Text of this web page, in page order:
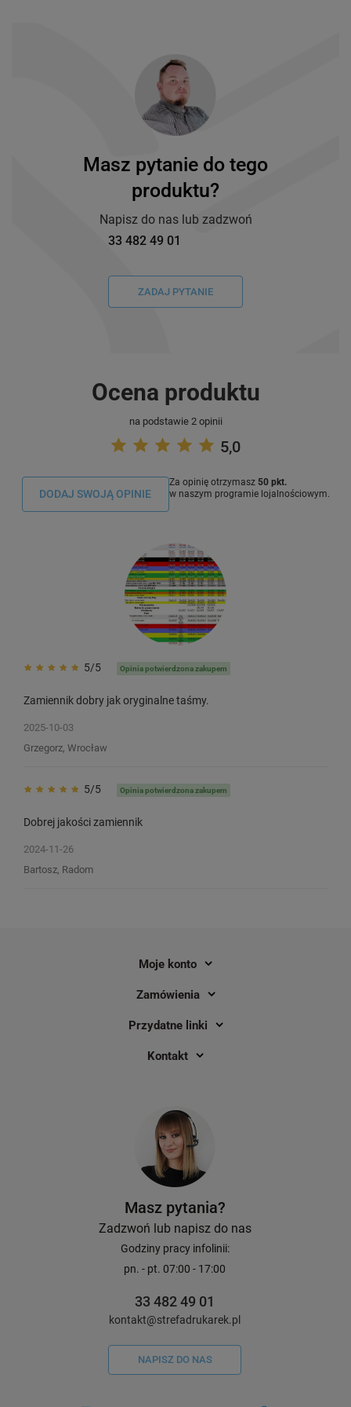
Masz pytanie do tego
produktu?
Napisz do nas lub zadzwoń
33 482 49 01
ZADAJ PYTANIE
Ocena produktu
na podstawie 2 opinii
5,0
DODAJ SWOJĄ OPINIE
Za opinię otrzymasz 50 pkt.
w naszym programie lojalnościowym.
5/5 Opinia potwierdzona zakupem
Zamiennik dobry jak oryginalne taśmy.
2025-10-03
Grzegorz, Wrocław
5/5 Opinia potwierdzona zakupem
Dobrej jakości zamiennik
2024-11-26
Bartosz, Radom
Moje konto
Zamówienia
Przydatne linki
Kontakt
Masz pytania?
Zadzwoń lub napisz do nas
Godziny pracy infolinii:
pn. - pt. 07:00 - 17:00
33 482 49 01
kontakt@strefadrukarek.pl
NAPISZ DO NAS